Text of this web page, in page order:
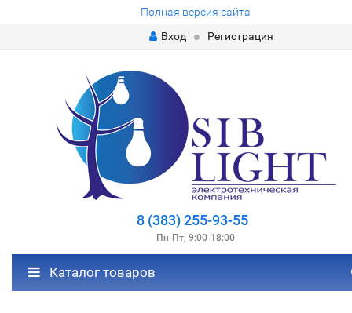
Полная версия сайта
Вход
Регистрация
8 (383) 255-93-55
Пн-Пт, 9:00-18:00
Каталог товаров